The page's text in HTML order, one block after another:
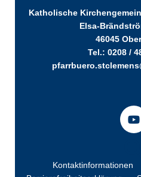
Katholische
Elsa-
46045
Tel.: 0208 /
Kontaktinformationen